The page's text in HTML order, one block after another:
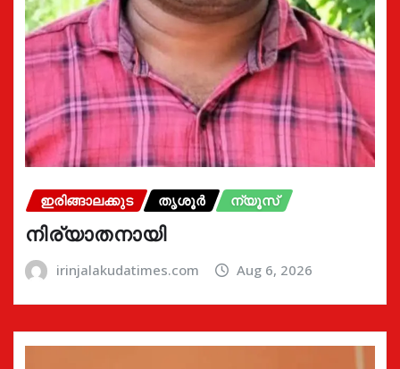
ഇരിങ്ങാലക്കുട തൃശൂർ ന്യൂസ്
നിര്യാതനായി
irinjalakudatimes.com Aug 6, 2026